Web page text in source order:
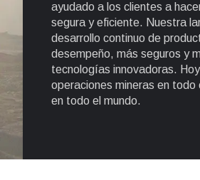
ayudado a los clientes a
segura y eficiente. Nuestra
desarrollo continuo de
desempeño, más seguros y
tecnologías innovadoras.
operaciones mineras en
en todo el mundo.